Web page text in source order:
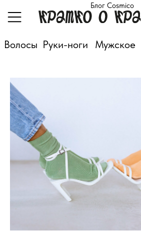
Блог Cosmico
Мужское
Руки-ноги
Волосы